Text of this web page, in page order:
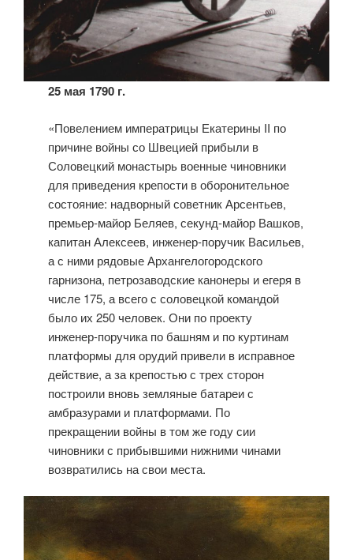
25 мая 1790 г.
«Повелением императрицы Екатерины II по
причине войны со Швецией прибыли в
Соловецкий монастырь военные чиновники
для приведения крепости в оборонительное
состояние: надворный советник Арсентьев,
премьер-майор Беляев, секунд-майор Вашков,
капитан Алексеев, инженер-поручик Васильев,
а с ними рядовые Архангелогородского
гарнизона, петрозаводские канонеры и егеря в
числе 175, а всего с соловецкой командой
было их 250 человек. Они по проекту
инженер-поручика по башням и по куртинам
платформы для орудий привели в исправное
действие, а за крепостью с трех сторон
построили вновь земляные батареи с
амбразурами и платформами. По
прекращении войны в том же году сии
чиновники с прибывшими нижними чинами
возвратились на свои места.